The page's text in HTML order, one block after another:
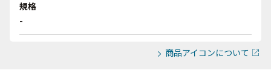
規格
-
商品アイコンについて